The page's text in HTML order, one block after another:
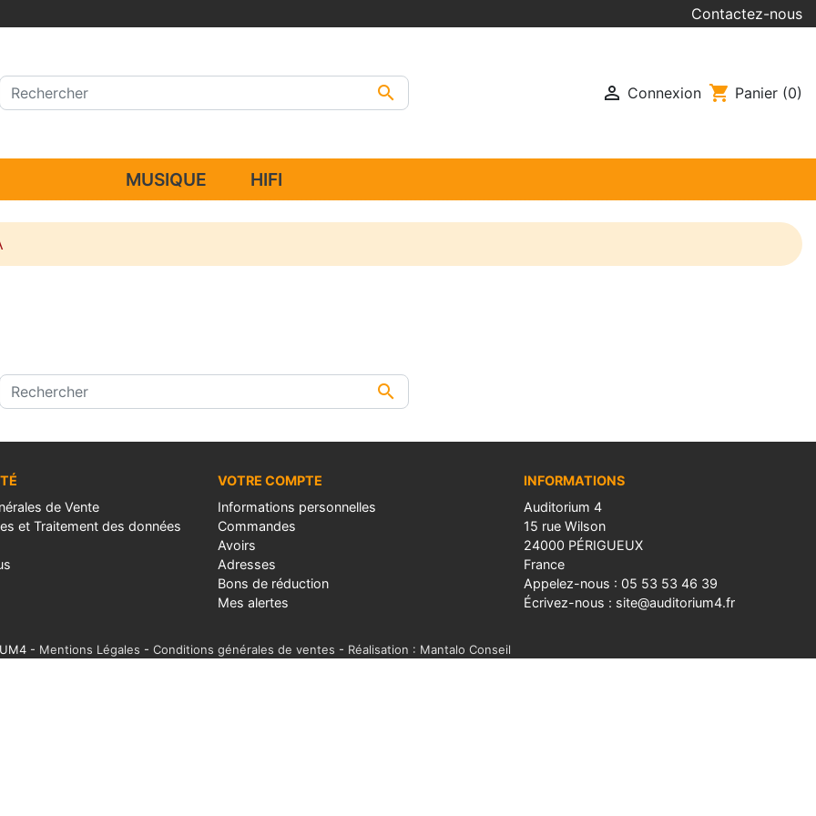
Contactez-nous
  Connexion shopping_cart Panier (0)
MUSIQUE HIFI

de Vente
et Traitement des données
VOTRE COMPTE
Informations personnelles
Commandes
Avoirs
Adresses
Bons de réduction
Mes alertes
INFORMATIONS
Auditorium 4
15 rue Wilson
24000 PÉRIGUEUX
France
Appelez-nous : 05 53 53 46 39
Écrivez-nous : site@auditorium4.fr
- Mentions Légales - Conditions générales de ventes - Réalisation : Mantalo Conseil